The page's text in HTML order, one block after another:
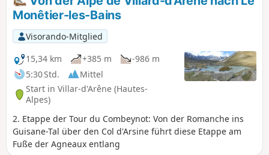
Monêtier-les-Bains
Visorando-Mitglied
15,34 km
+385 m
-986 m
5:30 Std.
Mittel
Start in Villar-d'Arêne (Hautes-
Alpes)
2. Etappe der Tour du Combeynot: Von der Romanche ins
Guisane-Tal über den Col d'Arsine führt diese Etappe am
Fuße der Agneaux entlang